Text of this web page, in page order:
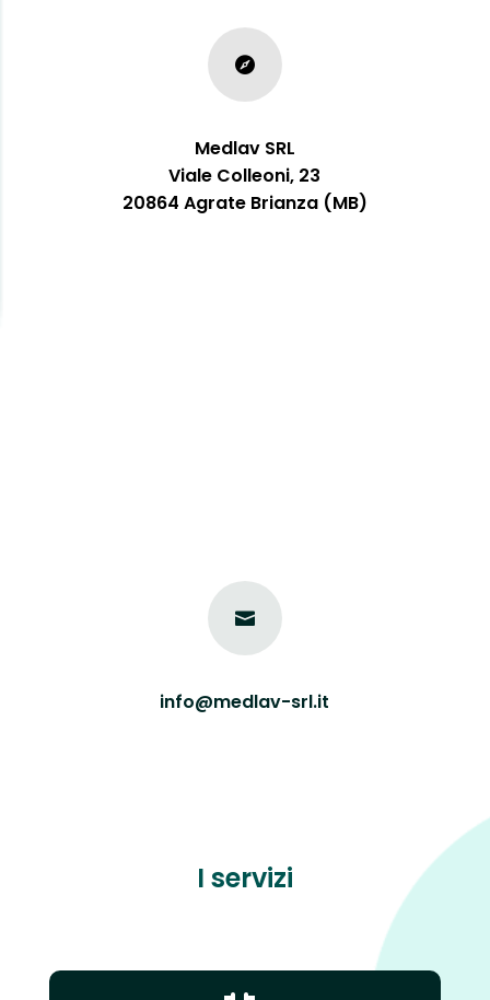

Medlav SRL
Viale Colleoni, 23
20864 Agrate Brianza (MB)

info@medlav-srl.it
I servizi